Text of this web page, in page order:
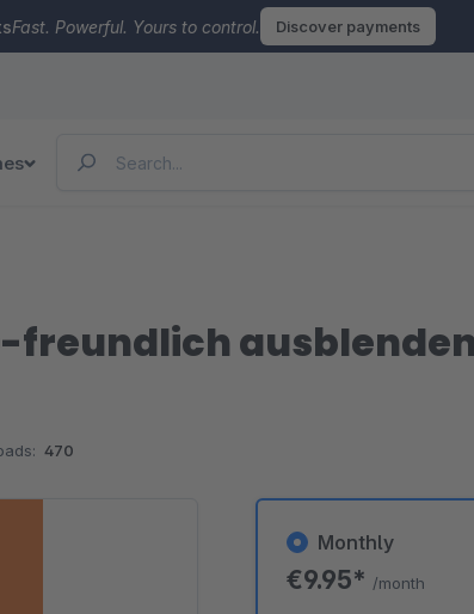
Fast. Powerful. Yours to control. Discover payments
freundlich
470
Monthly
€9.95* /month